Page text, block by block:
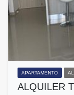
APARTAMENTO
ALQUILER